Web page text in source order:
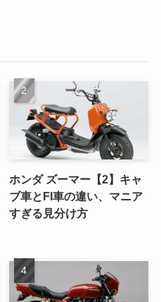
ホンダ ズーマー【2】キャ
ブ車とFI車の違い、マニア
すぎる見分け方